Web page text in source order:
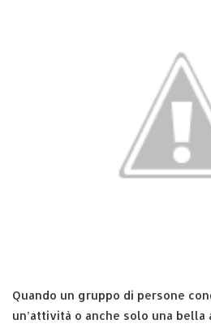
Quando un gruppo di persone
un’attività o anche solo una